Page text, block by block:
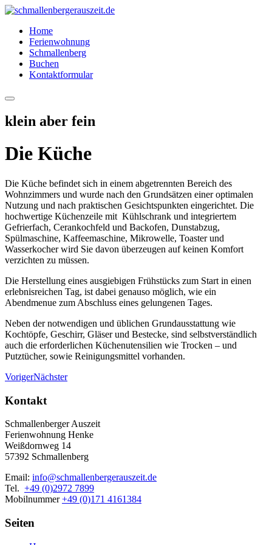
Home
Ferienwohnung
Schmallenberg
Buchen
Kontaktformular
Hauptmenü
klein aber fein
Die Küche
Bild8
Bild12
Bild11
Bild10
Bild9
Die Küche befindet sich in einem abgetrennten Bereich des
Wohnzimmers und wurde nach den Grundsätzen einer optimalen
Nutzung und nach praktischen Gesichtspunkten eingerichtet. Die
hochwertige Küchenzeile mit Kühlschrank und integriertem
Gefrierfach, Cerankochfeld und Backofen, Dunstabzug,
Spülmaschine, Kaffeemaschine, Mikrowelle, Toaster und
Wasserkocher wird Sie davon überzeugen auf keinen Komfort
verzichten zu müssen.
Die Herstellung eines ausgiebigen Frühstücks zum Start in einen
erlebnisreichen Tag, ist dabei genauso möglich, wie ein
Abendmenue zum Abschluss eines gelungenen Tages.
Neben der notwendigen und üblichen Grundausstattung wie
Kochtöpfe, Geschirr, Gläser und Bestecke, sind selbstverständlich
auch die erforderlichen Küchenutensilien wie Trocken – und
Putztücher, sowie Reinigungsmittel vorhanden.
VorigerNächster
Kontakt
Schmallenberger Auszeit
Ferienwohnung Henke
Weißdornweg 14
57392 Schmallenberg
Email: info@schmallenbergerauszeit.de
Tel. +49 (0)2972 7899
Mobilnummer+49 (0)171 4161384
Seiten